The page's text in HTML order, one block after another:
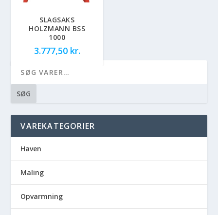
SLAGSAKS
HOLZMANN BSS
1000
3.777,50 kr.
SØG
VAREKATEGORIER
Haven
Maling
Opvarmning